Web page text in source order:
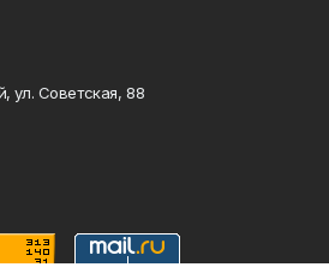
ул. Советская, 88